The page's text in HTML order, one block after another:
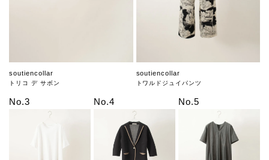
soutiencollar
トリコ デ サボン
soutiencollar
トワルドジュイパンツ
No.3 No.4 No.5